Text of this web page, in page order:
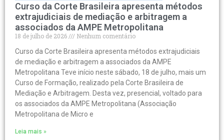
Curso da Corte Brasileira apresenta métodos
extrajudiciais de mediação e arbitragem a
associados da AMPE Metropolitana
18 de julho de 2026
Nenhum comentário
Curso da Corte Brasileira apresenta métodos extrajudiciais
de mediação e arbitragem a associados da AMPE
Metropolitana Teve início neste sábado, 18 de julho, mais um
Curso de Formação, realizado pela Corte Brasileira de
Mediação e Arbitragem. Desta vez, presencial, voltado para
os associados da AMPE Metropolitana (Associação
Metropolitana de Micro e
Leia mais »